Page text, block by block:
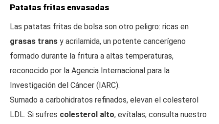
Patatas fritas envasadas
Las patatas fritas de bolsa son otro peligro: ricas en
grasas trans y acrilamida, un potente cancerígeno
formado durante la fritura a altas temperaturas,
reconocido por la Agencia Internacional para la
Investigación del Cáncer (IARC).
Sumado a carbohidratos refinados, elevan el colesterol
LDL. Si sufres colesterol alto, evítalas; consulta nuestro